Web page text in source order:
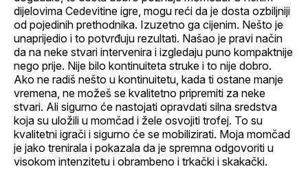
dijelovima Cedevitine igre, mogu reći da je dosta ozbiljniji
od pojedinih prethodnika. Izuzetno ga cijenim. Nešto je
unaprijedio i to potvrđuju rezultati. Našao je pravi način
da na neke stvari intervenira i izgledaju puno kompaktnije
nego prije. Nije bilo kontinuiteta struke i to nije dobro.
Ako ne radiš nešto u kontinuitetu, kada ti ostane manje
vremena, ne možeš se kvalitetno pripremiti za neke
stvari. Ali sigurno će nastojati opravdati silna sredstva
koja su uložili u momčad i žele osvojiti trofej. To su
kvalitetni igrači i sigurno će se mobilizirati. Moja momčad
je jako trenirala i pokazala da je spremna odgovoriti u
visokom intenzitetu i obrambeno i trkački i skakački.